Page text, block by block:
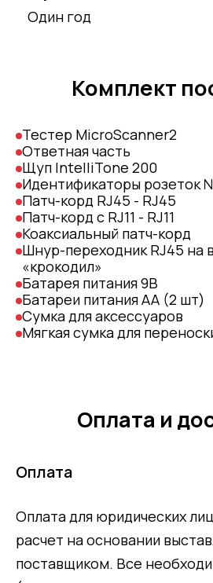
Один год
Комплект
Тестер MicroScanner2
Ответная часть
Щуп IntelliTone 200
Идентификаторы розеток
Патч-корд RJ45 - RJ45
Патч-корд с RJ11 - RJ11
Коаксиальный патч-корд
Шнур-переходник RJ45 на
«крокодил»
Батарея питания 9В
Батареи питания АА (2 шт)
Сумка для аксессуаров
Мягкая сумка для
Оплата и
Оплата
Оплата для юридических
расчет на основании
поставщиком. Все